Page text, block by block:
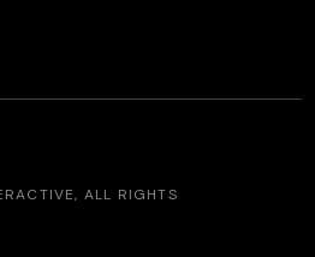
, ALL RIGHTS